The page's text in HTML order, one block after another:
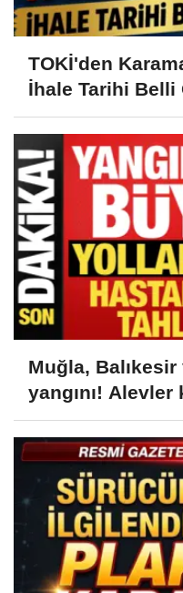
TOKİ'den
İhale Tarihi Belli
Muğla,
yangını! Alevler